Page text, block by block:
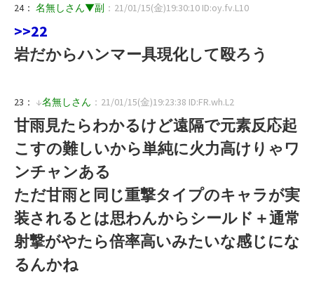
24： 名無しさん▼副 ：21/01/15(金)19:30:10 ID:oy.fv.L10
>>22
岩だからハンマー具現化して殴ろう
23： ↓名無しさん ：21/01/15(金)19:23:38 ID:FR.wh.L2
甘雨見たらわかるけど遠隔で元素反応起
こすの難しいから単純に火力高けりゃワ
ンチャンある
ただ甘雨と同じ重撃タイプのキャラが実
装されるとは思わんからシールド＋通常
射撃がやたら倍率高いみたいな感じにな
るんかね